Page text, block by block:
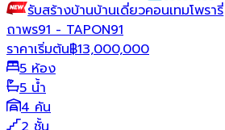
รับสร้างบ้านบ้านเดี่ยวคอนเทมโพรารี่
ถาพร91 - TAPON91
ราคาเริ่มต้น฿13,000,000
5 ห้อง
5 น้ำ
4 คัน